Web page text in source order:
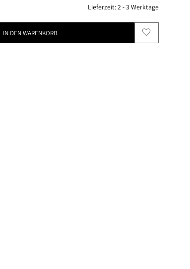
Lieferzeit:2 - 3 Werktage
IN DEN WARENKORB favorite